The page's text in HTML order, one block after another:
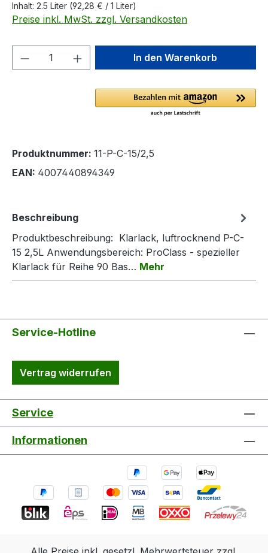
Inhalt: 2.5 Liter (92,28 € / 1 Liter)
Preise inkl. MwSt. zzgl. Versandkosten
Produkt Anzahl: Gib denIn den Warenkorb
Produktnummer: 11-P-C-15/2,5
EAN: 4007440894349
Beschreibung
Produktbeschreibung: Klarlack, luftrocknend P-C-
15 2,5L Anwendungsbereich: ProClass - spezieller
Klarlack für Reihe 90 Bas… Mehr
Service-Hotline
Vertrag widerrufen
Service
Informationen